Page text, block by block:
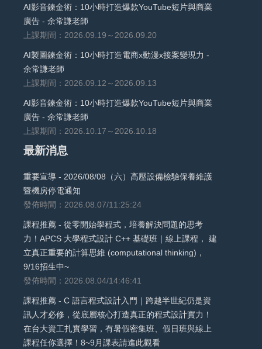
AI影音鍊金術：10小時打造爆款YouTube短片與商業
廣告 - 余常謙老師
上課期間：2026.09.19～2026.09.20
AI製圖鍊金術：10小時打造電商x動漫x接案變現力 -
余常謙老師
上課期間：2026.09.12～2026.09.13
AI影音鍊金術：10小時打造爆款YouTube短片與商業
廣告 - 余常謙老師
上課期間：2026.10.17～2026.10.18
最新消息
重要宣導 - 2026/08/08（六）高壓設備檢驗保養維護
暨機房停電通知
發佈時間：2026.08.07/11:25:24
課程推薦 - 從零開始學程式，培養解決問題的思考
力！APCS 大學程式設計 C++ 基礎班｜線上課程， 建
立真正重要的計算思維 (computational thinking)，
9/16招生中~
發佈時間：2026.08.04/14:46:41
課程推薦 - C 語言程式設計入門｜跨越半世紀仍是資
訊人才必修，從底層核心打造真正的程式設計實力！
在台大資工扎實學習，有暑假密集班、假日班與線上
課程任你選擇！8~9月課表請進此觀看